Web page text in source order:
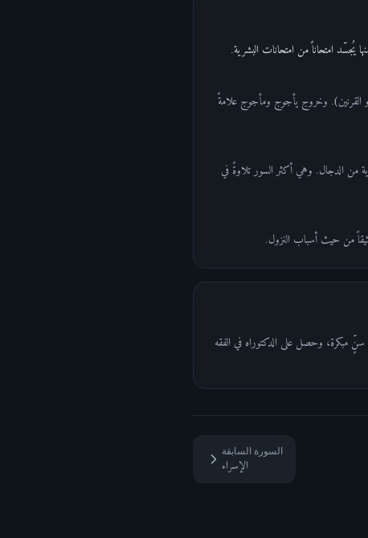
القرنين). وخروج يأجوج ومأجوج علامةً
من الدجال. وهي أكثر السور تلاوةً في
من حيث أسباب النزول.
وُلد في الرياض عام 1960، وحفظ القرآن الكريم كاملاً في سنٍّ مبكرة، وحصل على الدكتوراه في الفقه
السورة السابقة
الإسراء